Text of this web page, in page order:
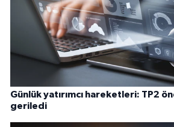
Günlük yatırımcı hareketleri: TP2
geriledi